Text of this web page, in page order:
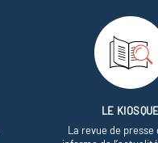
LE
La revue de presse